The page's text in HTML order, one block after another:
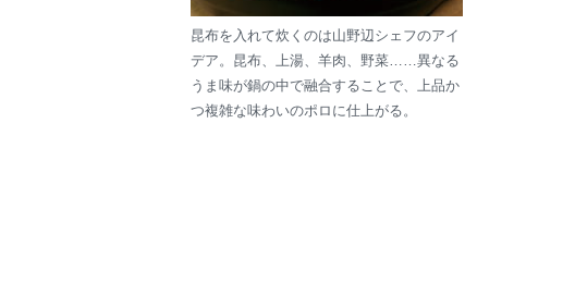
昆布を入れて炊くのは山野辺シェフのアイ
デア。昆布、上湯、羊肉、野菜……異なる
うま味が鍋の中で融合することで、上品か
つ複雑な味わいのポロに仕上がる。